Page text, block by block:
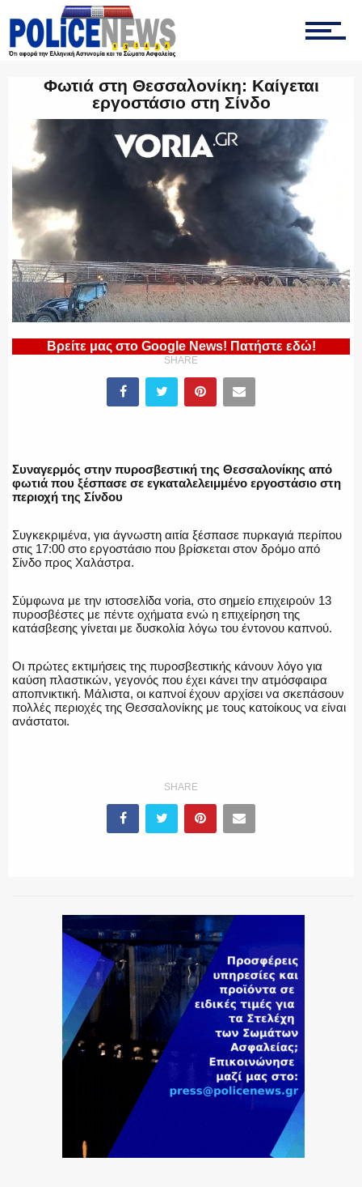
ΤΡΟΧΑΙΑ
ΟΠΚΕ
ΟΜΑΔΑ “Ζ”
ΕΚΑΜ
ΛΙΜΕΝΙΚΟ
ΕΝΟΠΛΕΣ ΔΥΝΑΜΕΙΣ
ΟΠΛΑ/ΕΞΟΠΛΙΣΜΟΣ
Φωτιά στη Θεσσαλονίκη: Καίγεται
εργοστάσιο στη Σίνδο
Βρείτε μας στο Google News! Πατήστε εδώ!
SHARE
Συναγερμός στην πυροσβεστική της Θεσσαλονίκης από
φωτιά που ξέσπασε σε εγκαταλελειμμένο εργοστάσιο στη
περιοχή της Σίνδου
Συγκεκριμένα, για άγνωστη αιτία ξέσπασε πυρκαγιά περίπου
στις 17:00 στο εργοστάσιο που βρίσκεται στον δρόμο από
Σίνδο προς Χαλάστρα.
Σύμφωνα με την ιστοσελίδα voria, στο σημείο επιχειρούν 13
πυροσβέστες με πέντε οχήματα ενώ η επιχείρηση της
κατάσβεσης γίνεται με δυσκολία λόγω του έντονου καπνού.
Οι πρώτες εκτιμήσεις της πυροσβεστικής κάνουν λόγο για
καύση πλαστικών, γεγονός που έχει κάνει την ατμόσφαιρα
αποπνικτική. Μάλιστα, οι καπνοί έχουν αρχίσει να σκεπάσουν
πολλές περιοχές της Θεσσαλονίκης με τους κατοίκους να είναι
ανάστατοι.
SHARE